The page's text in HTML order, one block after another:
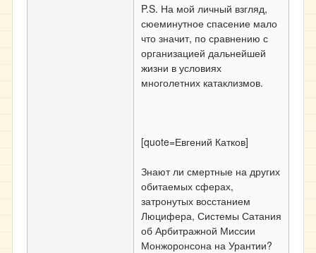
P.S. На мой личный взгляд,
сюеминутное спасение мало
что значит, по сравнению с
организацией дальнейшей
жизни в условиях
многолетних катаклизмов.
[quote=Евгений Катков]
Знают ли смертные на других
обитаемых сферах,
затронутых восстанием
Люцифера, Системы Сатания
об Арбитражной Миссии
Монжоронсона на Урантии?